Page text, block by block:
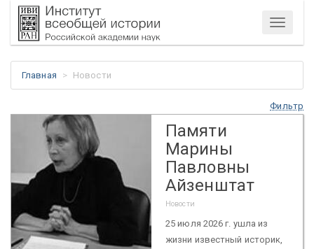
Меню
Главная Новости
Фильтр
Памяти
Марины
Павловны
Айзенштат
Новости
25 июля 2026 г. ушла из
жизни известный историк,